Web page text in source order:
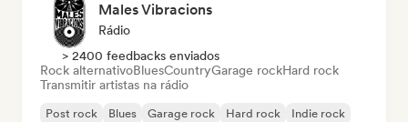
Males Vibracions
Rádio
> 2400 feedbacks enviados
Rock alternativoBluesCountryGarage rockHard rock
Transmitir artistas na rádio
Post rock Blues Garage rock Hard rock
Indie rock